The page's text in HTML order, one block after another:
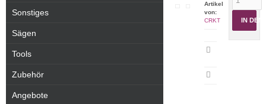
IN DEN
Artikel
von:
CRKT
Sonstiges
Sägen
Tools
Zubehör
Angebote